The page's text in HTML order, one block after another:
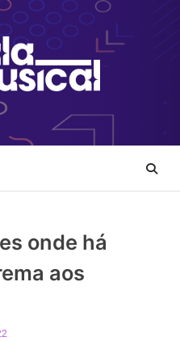
onde há
aos